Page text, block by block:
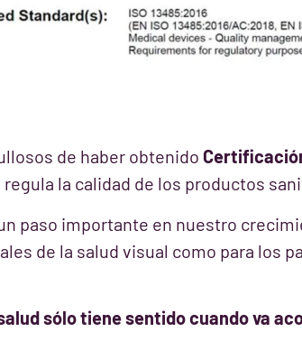
de haber obtenido
regula la calidad de los productos
paso importante en nuestro
de la salud visual como para los
sólo tiene sentido cuando va